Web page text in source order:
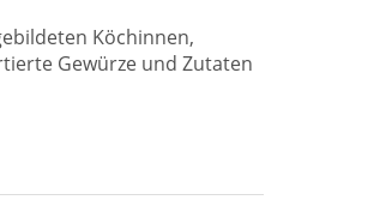
Köchinnen,
Gewürze und Zutaten